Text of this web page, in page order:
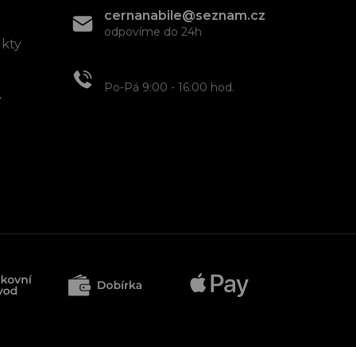
cernanabile@seznam.cz
odpovíme do 24h
Po-Pá 9:00 - 16:00 hod.